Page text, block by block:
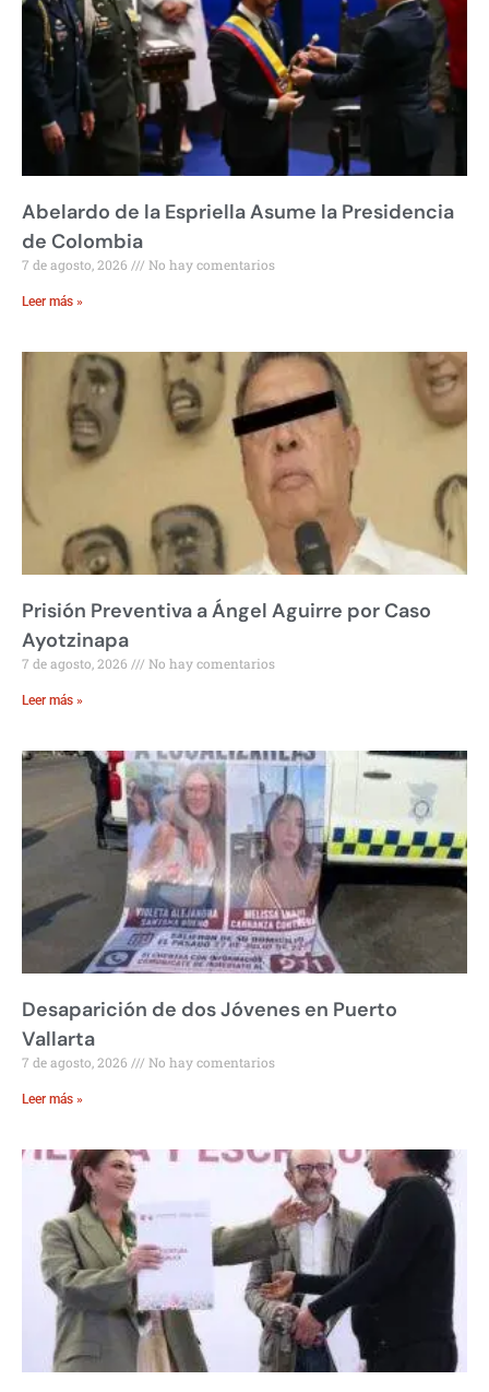
Abelardo de la Espriella Asume la Presidencia
de Colombia
7 de agosto, 2026 No hay comentarios
Leer más »
Prisión Preventiva a Ángel Aguirre por Caso
Ayotzinapa
7 de agosto, 2026 No hay comentarios
Leer más »
Desaparición de dos Jóvenes en Puerto
Vallarta
7 de agosto, 2026 No hay comentarios
Leer más »